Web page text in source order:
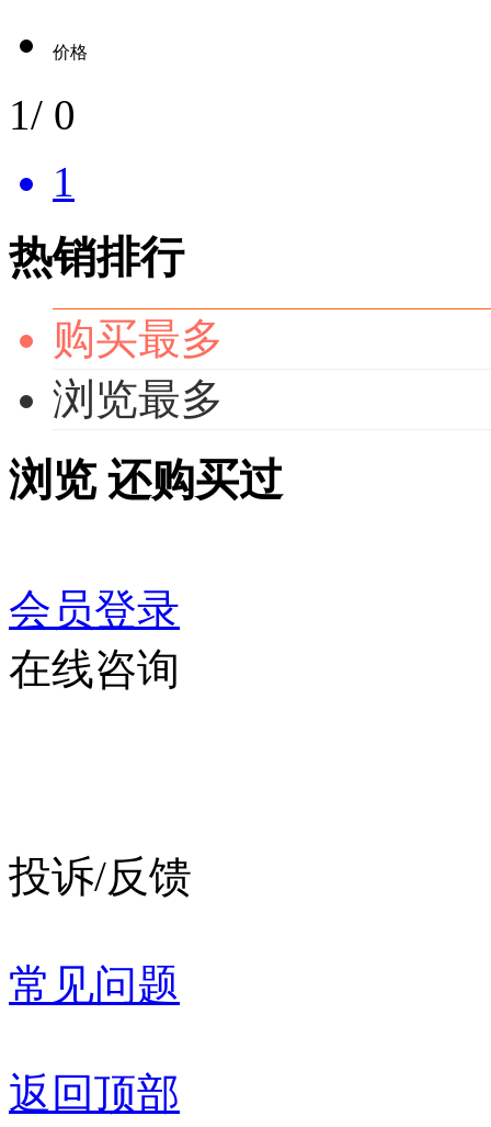
价格
1/ 0
1
热销排行
购买最多
浏览最多
浏览 还购买过
会员登录
在线咨询
投诉/反馈
常见问题
返回顶部